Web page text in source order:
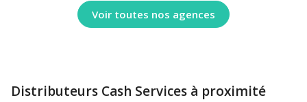
Voir toutes nos agences
Distributeurs Cash Services à proximité